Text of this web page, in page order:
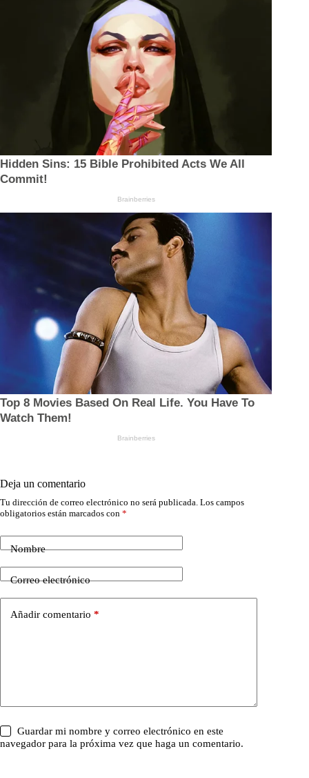
Deja un comentario
Tu dirección de correo electrónico no será publicada. Los campos
obligatorios están marcados con *
Nombre
Correo electrónico
Añadir comentario *
Guardar mi nombre y correo electrónico en este
navegador para la próxima vez que haga un comentario.